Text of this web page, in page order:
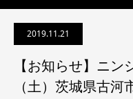
2019.11.21
【お知らせ】ニ
（土）茨城県古河